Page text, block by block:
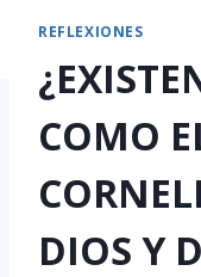
REFLEXIONES
COMO
DIOS Y